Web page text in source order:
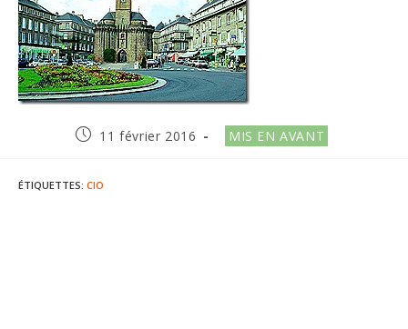
Publication
11 février 2016
Post
category:
MIS EN AVANT
ÉTIQUETTES: CIO